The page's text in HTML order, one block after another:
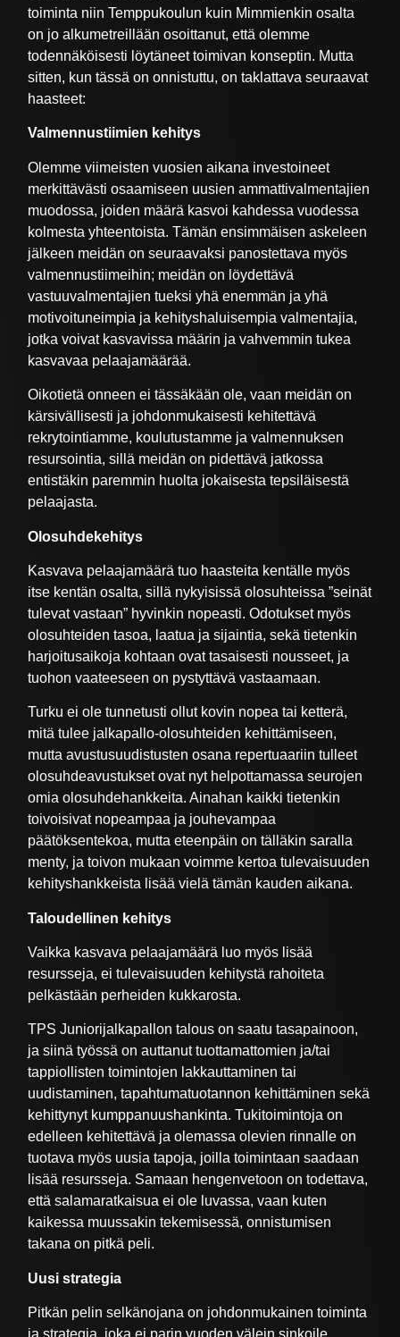
toiminta niin Temppukoulun kuin Mimmienkin osalta
on jo alkumetreillään osoittanut, että olemme
todennäköisesti löytäneet toimivan konseptin. Mutta
sitten, kun tässä on onnistuttu, on taklattava seuraavat
haasteet:
Valmennustiimien kehitys
Olemme viimeisten vuosien aikana investoineet
merkittävästi osaamiseen uusien ammattivalmentajien
muodossa, joiden määrä kasvoi kahdessa vuodessa
kolmesta yhteentoista. Tämän ensimmäisen askeleen
jälkeen meidän on seuraavaksi panostettava myös
valmennustiimeihin; meidän on löydettävä
vastuuvalmentajien tueksi yhä enemmän ja yhä
motivoituneimpia ja kehityshaluisempia valmentajia,
jotka voivat kasvavissa määrin ja vahvemmin tukea
kasvavaa pelaajamäärää.
Oikotietä onneen ei tässäkään ole, vaan meidän on
kärsivällisesti ja johdonmukaisesti kehitettävä
rekrytointiamme, koulutustamme ja valmennuksen
resursointia, sillä meidän on pidettävä jatkossa
entistäkin paremmin huolta jokaisesta tepsiläisestä
pelaajasta.
Olosuhdekehitys
Kasvava pelaajamäärä tuo haasteita kentälle myös
itse kentän osalta, sillä nykyisissä olosuhteissa ”seinät
tulevat vastaan” hyvinkin nopeasti. Odotukset myös
olosuhteiden tasoa, laatua ja sijaintia, sekä tietenkin
harjoitusaikoja kohtaan ovat tasaisesti nousseet, ja
tuohon vaateeseen on pystyttävä vastaamaan.
Turku ei ole tunnetusti ollut kovin nopea tai ketterä,
mitä tulee jalkapallo-olosuhteiden kehittämiseen,
mutta avustusuudistusten osana repertuaariin tulleet
olosuhdeavustukset ovat nyt helpottamassa seurojen
omia olosuhdehankkeita. Ainahan kaikki tietenkin
toivoisivat nopeampaa ja jouhevampaa
päätöksentekoa, mutta eteenpäin on tälläkin saralla
menty, ja toivon mukaan voimme kertoa tulevaisuuden
kehityshankkeista lisää vielä tämän kauden aikana.
Taloudellinen kehitys
Vaikka kasvava pelaajamäärä luo myös lisää
resursseja, ei tulevaisuuden kehitystä rahoiteta
pelkästään perheiden kukkarosta.
TPS Juniorijalkapallon talous on saatu tasapainoon,
ja siinä työssä on auttanut tuottamattomien ja/tai
tappiollisten toimintojen lakkauttaminen tai
uudistaminen, tapahtumatuotannon kehittäminen sekä
kehittynyt kumppanuushankinta. Tukitoimintoja on
edelleen kehitettävä ja olemassa olevien rinnalle on
tuotava myös uusia tapoja, joilla toimintaan saadaan
lisää resursseja. Samaan hengenvetoon on todettava,
että salamaratkaisua ei ole luvassa, vaan kuten
kaikessa muussakin tekemisessä, onnistumisen
takana on pitkä peli.
Uusi strategia
Pitkän pelin selkänojana on johdonmukainen toiminta